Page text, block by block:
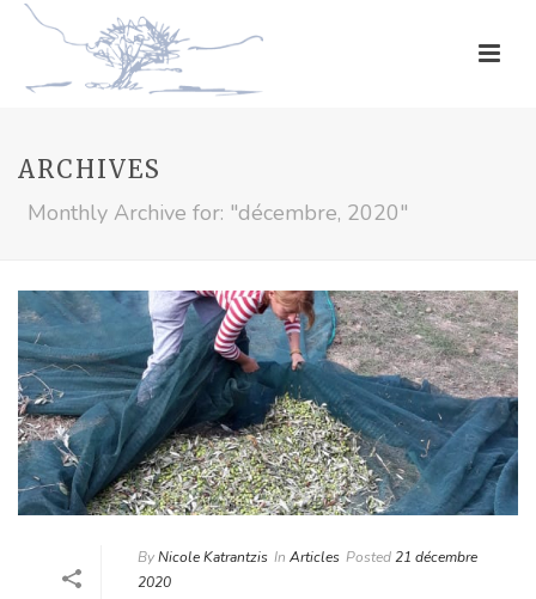
ARCHIVES
Monthly Archive for: "décembre, 2020"
ByNicole Katrantzis In Articles Posted21 décembre
2020